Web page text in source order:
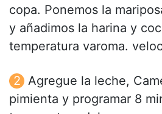
copa. Ponemos la
y añadimos la harina y
temperatura varoma.
Agregue la leche,
pimienta y programar 8